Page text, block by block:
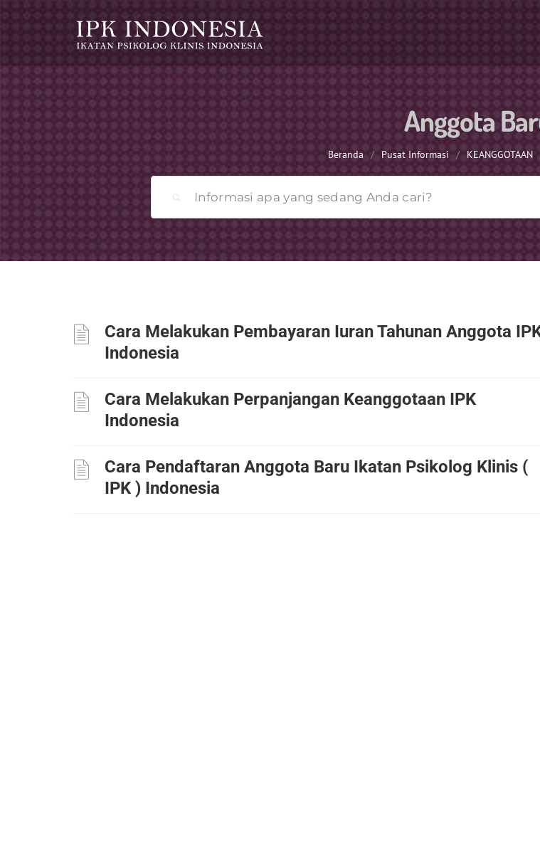
Anggota
Beranda / Pusat Informasi / KEANGGOTAAN
Cara Melakukan Pembayaran Iuran Tahunan Anggota
Indonesia
Cara Melakukan Perpanjangan Keanggotaan IPK
Indonesia
Cara Pendaftaran Anggota Baru Ikatan Psikolog Klinis (
IPK ) Indonesia